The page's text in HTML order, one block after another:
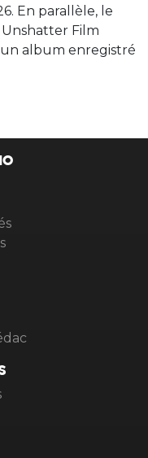
En parallèle, le
Film
un album enregistré